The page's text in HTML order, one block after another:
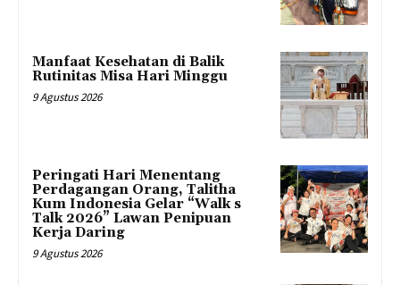
Manfaat Kesehatan di Balik
Rutinitas Misa Hari Minggu
9 Agustus 2026
Peringati Hari Menentang
Perdagangan Orang, Talitha
Kum Indonesia Gelar “Walk s
Talk 2026” Lawan Penipuan
Kerja Daring
9 Agustus 2026